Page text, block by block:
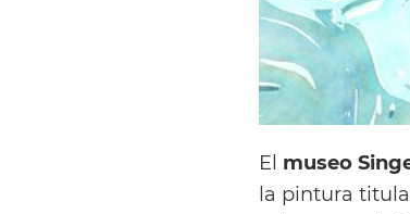
El museo
la pintura